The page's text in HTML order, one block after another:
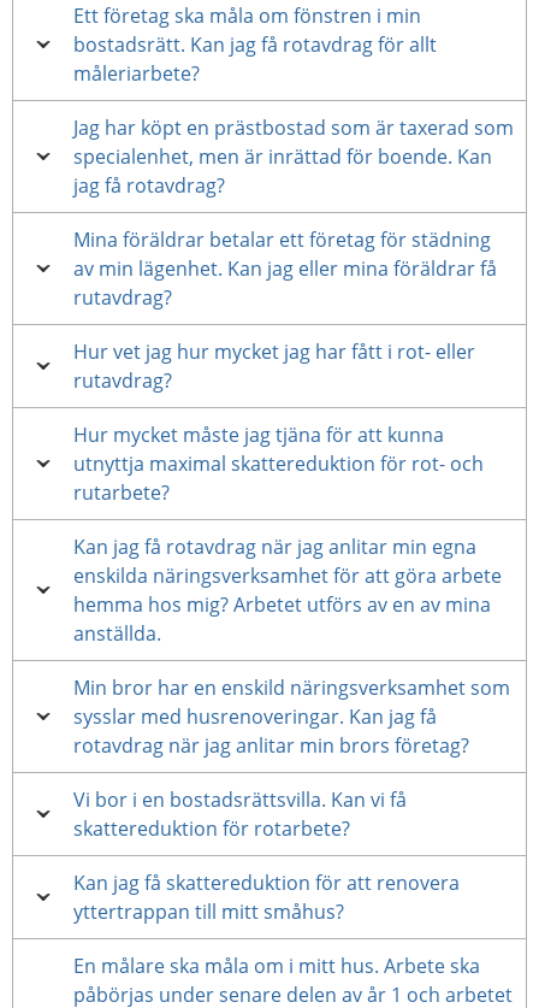
Ett företag ska måla om fönstren i min
bostadsrätt. Kan jag få rotavdrag för allt
måleriarbete?
Jag har köpt en prästbostad som är taxerad som
specialenhet, men är inrättad för boende. Kan
jag få rotavdrag?
Mina föräldrar betalar ett företag för städning
av min lägenhet. Kan jag eller mina föräldrar få
rutavdrag?
Hur vet jag hur mycket jag har fått i rot- eller
rutavdrag?
Hur mycket måste jag tjäna för att kunna
utnyttja maximal skattereduktion för rot- och
rutarbete?
Kan jag få rotavdrag när jag anlitar min egna
enskilda näringsverksamhet för att göra arbete
hemma hos mig? Arbetet utförs av en av mina
anställda.
Min bror har en enskild näringsverksamhet som
sysslar med husrenoveringar. Kan jag få
rotavdrag när jag anlitar min brors företag?
Vi bor i en bostadsrättsvilla. Kan vi få
skattereduktion för rotarbete?
Kan jag få skattereduktion för att renovera
yttertrappan till mitt småhus?
En målare ska måla om i mitt hus. Arbete ska
påbörjas under senare delen av år 1 och arbetet